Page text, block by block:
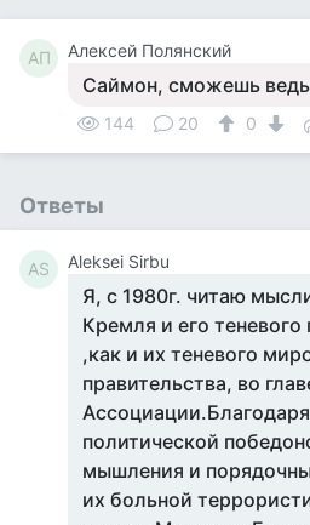
АП Алексей Полянский
Саймон, сможешь
144 20 0
Ответы
AS Aleksei Sirbu
Я, с 1980г. читаю
Кремля и его
,как и их теневого
правительства, во
политической
мышления и
их больной